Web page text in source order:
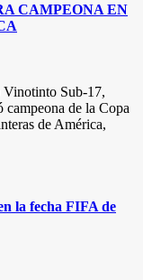
CAMPEONA EN
Vinotinto Sub-17,
de la Copa
de América,
la fecha FIFA de